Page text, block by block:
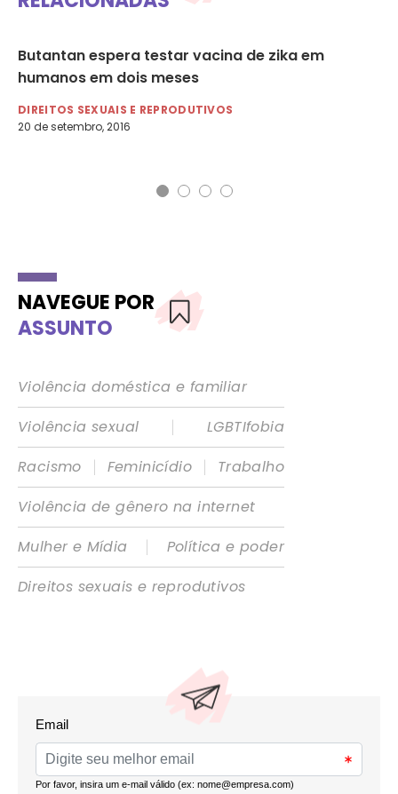
Butantan espera testar vacina de zika em
humanos em dois meses
DIREITOS SEXUAIS E REPRODUTIVOS
20 de setembro, 2016
NAVEGUE POR
ASSUNTO
Violência doméstica e familiar
Violência sexual
|
LGBTIfobia
Racismo
| Feminicídio |
Trabalho
Violência de gênero na internet
Mulher e Mídia
|
Política e poder
Direitos sexuais e reprodutivos